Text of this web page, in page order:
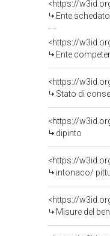
<https://
Ente schedatore del
<https://
Ente competente per
<https://
Stato di
<https://
dipinto
<https://
intonaco/
<https://
Misure del